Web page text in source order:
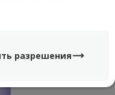
разрешения